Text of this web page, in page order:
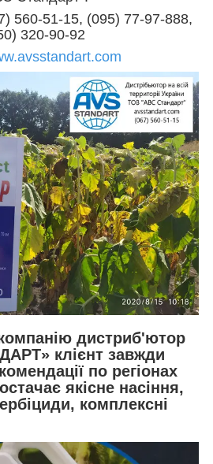
560-51-15, (095) 77-97-888,
320-90-92
дистриб'ютор
клієнт завжди
по регіонах
якісне насіння,
комплексні